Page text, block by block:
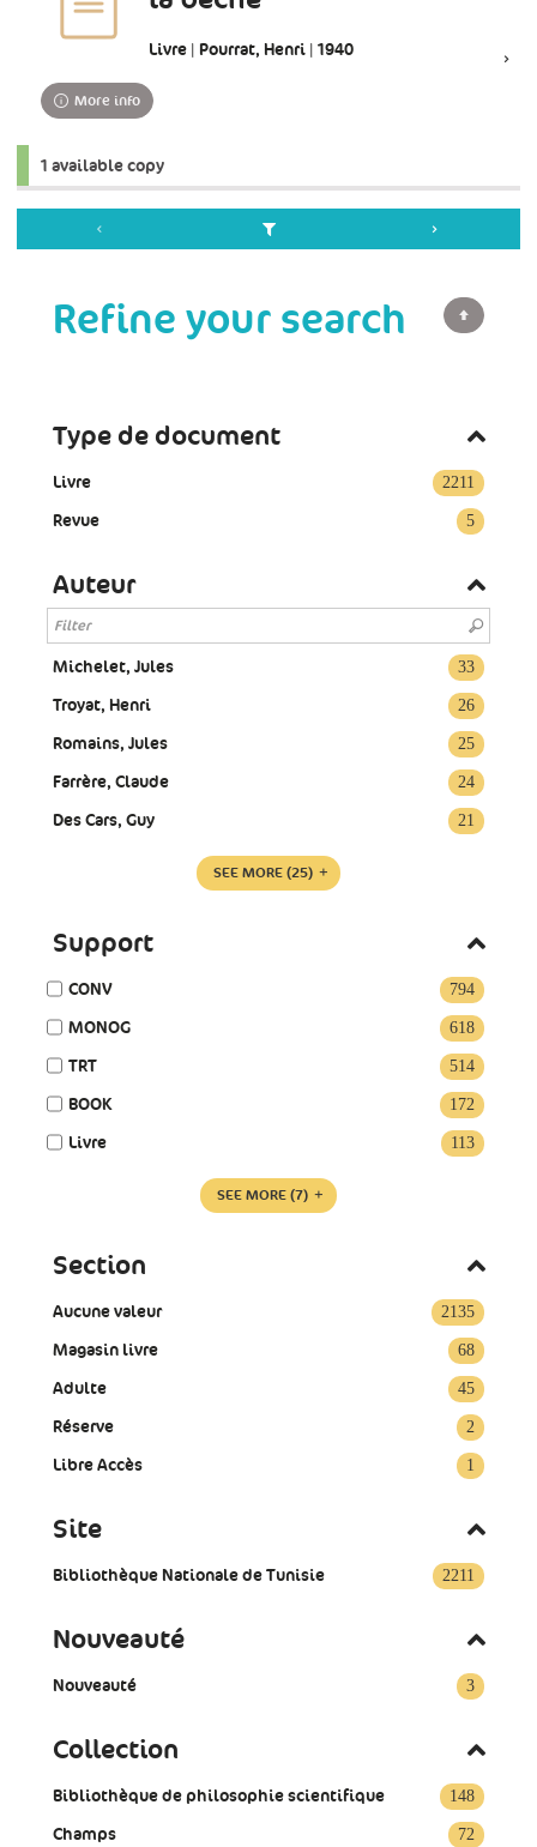
Livre | Pourrat, Henri | 1940
More info
1 available copy
Refine your search
Type de document
2211
Livre
5
Revue
Auteur
33
Michelet, Jules
26
Troyat, Henri
25
Romains, Jules
24
Farrère, Claude
21
Des Cars, Guy
SEE MORE (25)
Support
794
CONV
618
MONOG
514
TRT
172
BOOK
113
Livre
SEE MORE (7)
Section
2135
Aucune valeur
68
Magasin livre
45
Adulte
2
Réserve
1
Libre Accès
Site
2211
Bibliothèque Nationale de Tunisie
Nouveauté
3
Nouveauté
Collection
148
Bibliothèque de philosophie scientifique
72
Champs